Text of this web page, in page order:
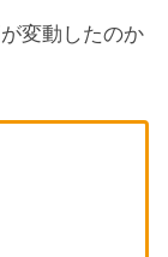
変動したのか